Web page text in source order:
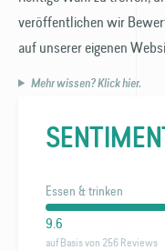
veröffentlichen wir
auf unserer eigenen
Mehr wissen? Klick hier.
Essen & trinken
9.6
auf Basis von 256 Reviews